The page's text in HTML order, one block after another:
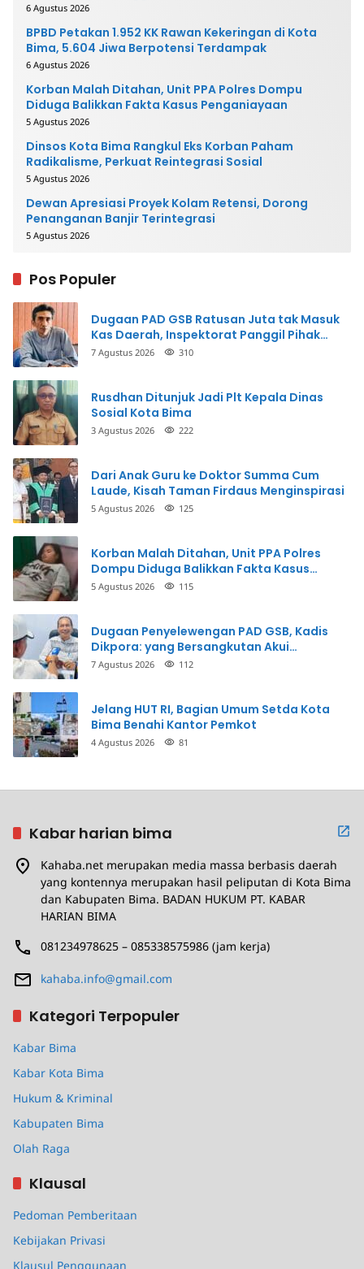
6 Agustus 2026
BPBD Petakan 1.952 KK Rawan Kekeringan di Kota
Bima, 5.604 Jiwa Berpotensi Terdampak
6 Agustus 2026
Korban Malah Ditahan, Unit PPA Polres Dompu
Diduga Balikkan Fakta Kasus Penganiayaan
5 Agustus 2026
Dinsos Kota Bima Rangkul Eks Korban Paham
Radikalisme, Perkuat Reintegrasi Sosial
5 Agustus 2026
Dewan Apresiasi Proyek Kolam Retensi, Dorong
Penanganan Banjir Terintegrasi
5 Agustus 2026
Pos Populer
Dugaan PAD GSB Ratusan Juta tak Masuk
Kas Daerah, Inspektorat Panggil Pihak
Terkait
7 Agustus 2026 310
Rusdhan Ditunjuk Jadi Plt Kepala Dinas
Sosial Kota Bima
3 Agustus 2026 222
Dari Anak Guru ke Doktor Summa Cum
Laude, Kisah Taman Firdaus Menginspirasi
5 Agustus 2026 125
Korban Malah Ditahan, Unit PPA Polres
Dompu Diduga Balikkan Fakta Kasus
Penganiayaan
5 Agustus 2026 115
Dugaan Penyelewengan PAD GSB, Kadis
Dikpora: yang Bersangkutan Akui
Perbuatannya dan Siap Mengembalikan
7 Agustus 2026 112
Jelang HUT RI, Bagian Umum Setda Kota
Bima Benahi Kantor Pemkot
4 Agustus 2026 81
Kabar harian bima
Kahaba.net merupakan media massa berbasis daerah
yang kontennya merupakan hasil peliputan di Kota Bima
dan Kabupaten Bima. BADAN HUKUM PT. KABAR
HARIAN BIMA
081234978625 – 085338575986 (jam kerja)
kahaba.info@gmail.com
Kategori Terpopuler
Kabar Bima
Kabar Kota Bima
Hukum & Kriminal
Kabupaten Bima
Olah Raga
Klausal
Pedoman Pemberitaan
Kebijakan Privasi
Klausul Penggunaan